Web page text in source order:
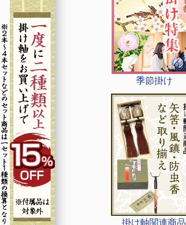
季節掛け
掛け軸関連商品